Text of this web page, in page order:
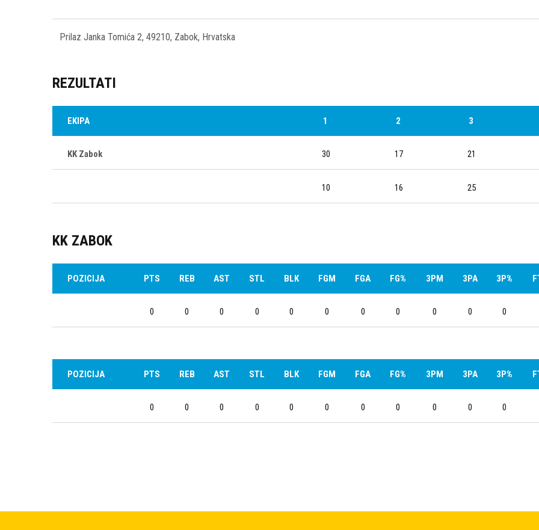
Prilaz Janka Tomića 2, 49210, Zabok, Hrvatska
REZULTATI
EKIPA 1 2 3
KK Zabok 30 17 21
10 16 25
KK ZABOK
POZICIJA PTS REB AST STL BLK FGM FGA FG% 3PM 3PA 3P%
0 0 0 0 0 0 0 0 0 0 0
POZICIJA PTS REB AST STL BLK FGM FGA FG% 3PM 3PA 3P%
0 0 0 0 0 0 0 0 0 0 0